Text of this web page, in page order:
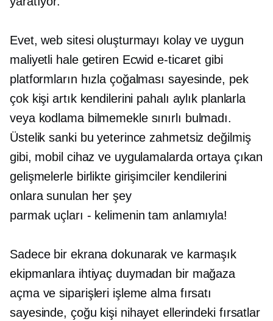
Evet, web sitesi oluşturmayı kolay ve uygun
maliyetli hale getiren Ecwid e-ticaret gibi
platformların hızla çoğalması sayesinde, pek
çok kişi artık kendilerini pahalı aylık planlarla
veya kodlama bilmemekle sınırlı bulmadı.
Üstelik sanki bu yeterince zahmetsiz değilmiş
gibi, mobil cihaz ve uygulamalarda ortaya çıkan
gelişmelerle birlikte girişimciler kendilerini
onlara sunulan her şey
parmak uçları - kelimenin tam anlamıyla!
Sadece bir ekrana dokunarak ve karmaşık
ekipmanlara ihtiyaç duymadan bir mağaza
açma ve siparişleri işleme alma fırsatı
sayesinde, çoğu kişi nihayet ellerindeki fırsatlar